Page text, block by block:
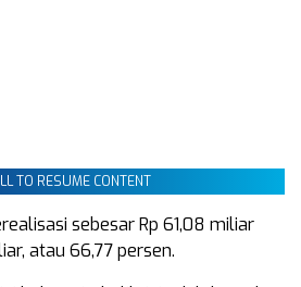
TO RESUME CONTENT
sebesar Rp 61,08 miliar
atau 66,77 persen.